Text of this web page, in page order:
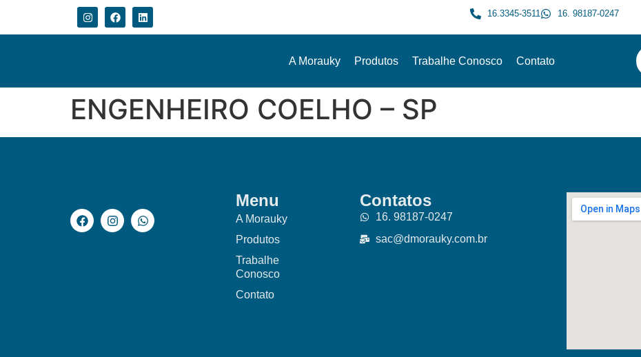
16.3345-3511 16. 98187-0247
A Morauky Produtos Trabalhe Conosco Contato
ENGENHEIRO COELHO – SP
Menu
A Morauky
Produtos
Trabalhe
Conosco
Contato
Contatos
16. 98187-0247
sac@dmorauky.com.br